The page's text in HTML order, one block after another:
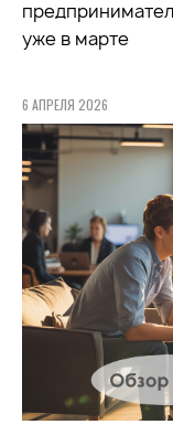
уже в марте
6 АПРЕЛЯ 2026